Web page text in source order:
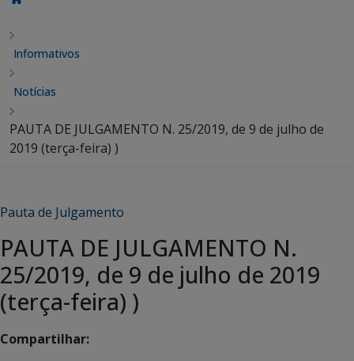
Informativos
Notícias
PAUTA DE JULGAMENTO N. 25/2019, de 9 de julho de
2019 (terça-feira) )
Pauta de Julgamento
PAUTA DE JULGAMENTO N.
25/2019, de 9 de julho de 2019
(terça-feira) )
Compartilhar: